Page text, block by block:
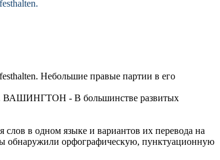
Небольшие правые партии в его
ВАШИНГТОН - В большинстве развитых
слов в одном языке и вариантов их перевода на
обнаружили орфографическую, пунктуационную